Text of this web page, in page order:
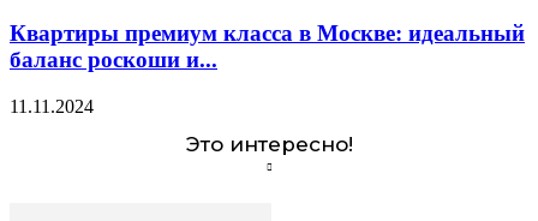
Квартиры премиум класса в Москве: идеальный
баланс роскоши и...
11.11.2024
Это интересно!